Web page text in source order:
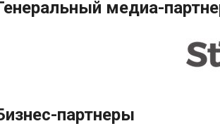
медиа-
партнеры